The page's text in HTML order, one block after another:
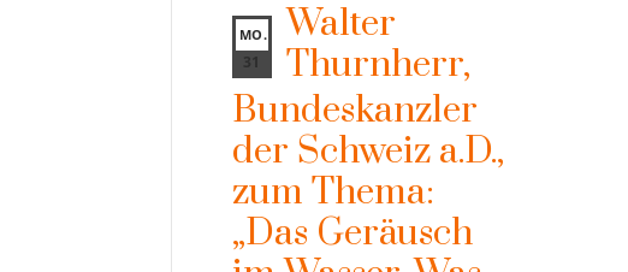
MO.
31
Walter
Thurnherr,
Bundeskanzler
der Schweiz a.D.,
zum Thema:
„Das Geräusch